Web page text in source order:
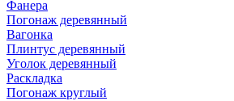
Фанера
Погонаж деревянный
Вагонка
Плинтус деревянный
Уголок деревянный
Раскладка
Погонаж круглый